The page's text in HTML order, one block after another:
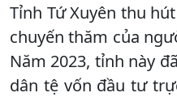
Tỉnh Tứ Xuyên thu
chuyến thăm của
Năm 2023, tỉnh này
dân tệ vốn đầu tư